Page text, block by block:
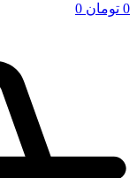
0 تومان 0